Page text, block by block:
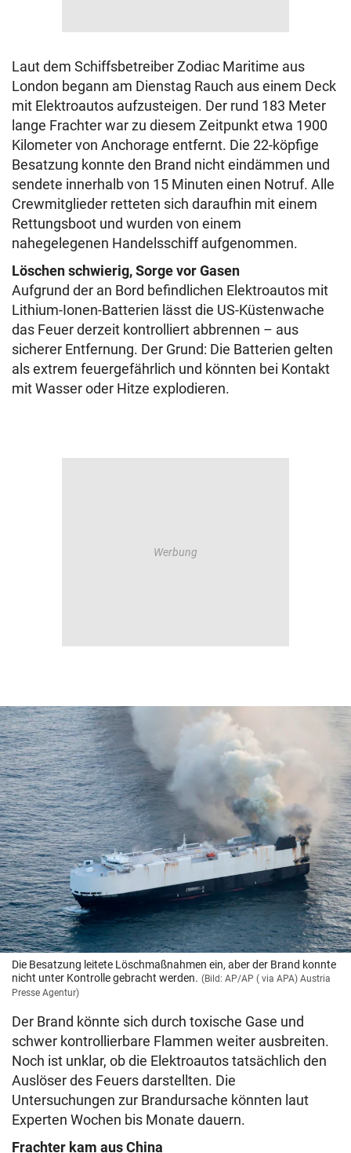
Laut dem Schiffsbetreiber Zodiac Maritime aus
London begann am Dienstag Rauch aus einem Deck
mit Elektroautos aufzusteigen. Der rund 183 Meter
lange Frachter war zu diesem Zeitpunkt etwa 1900
Kilometer von Anchorage entfernt. Die 22-köpfige
Besatzung konnte den Brand nicht eindämmen und
sendete innerhalb von 15 Minuten einen Notruf. Alle
Crewmitglieder retteten sich daraufhin mit einem
Rettungsboot und wurden von einem
nahegelegenen Handelsschiff aufgenommen.
Löschen schwierig, Sorge vor Gasen
Aufgrund der an Bord befindlichen Elektroautos mit
Lithium-Ionen-Batterien lässt die US-Küstenwache
das Feuer derzeit kontrolliert abbrennen – aus
sicherer Entfernung. Der Grund: Die Batterien gelten
als extrem feuergefährlich und könnten bei Kontakt
mit Wasser oder Hitze explodieren.
Die Besatzung leitete Löschmaßnahmen ein, aber der Brand konnte
nicht unter Kontrolle gebracht werden. (Bild: AP/AP ( via APA) Austria
Presse Agentur)
Der Brand könnte sich durch toxische Gase und
schwer kontrollierbare Flammen weiter ausbreiten.
Noch ist unklar, ob die Elektroautos tatsächlich den
Auslöser des Feuers darstellten. Die
Untersuchungen zur Brandursache könnten laut
Experten Wochen bis Monate dauern.
Frachter kam aus China